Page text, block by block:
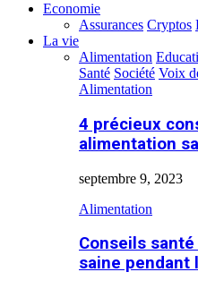
Economie
Assurances Cryptos
La vie
Alimentation
Santé Société Voix
Alimentation
4 précieux
alimentation
septembre 9, 2023
Alimentation
Conseils
saine pendant